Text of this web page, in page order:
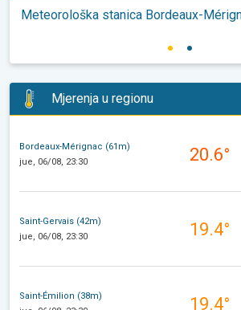
Meteorološka stanica Bordeaux-
Mjerenja u regionu
Bordeaux-Mérignac (61m)
jue, 06/08, 23:30
20.6°
Saint-Gervais (42m)
jue, 06/08, 23:30
19.4°
Saint-Émilion (38m)
19.4°